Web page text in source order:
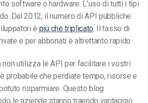
software o hardware. L’uso di tutti i tipi
Dal 2012, il numero di API pubbliche
è più che triplicato . Il tasso di
e per abbonati è altrettanto rapido.
non utilizza le API per facilitare i vostri
probabile che perdiate tempo, risorse e
risparmiare. Questo blog
le aziende stanno traendo vantaggio